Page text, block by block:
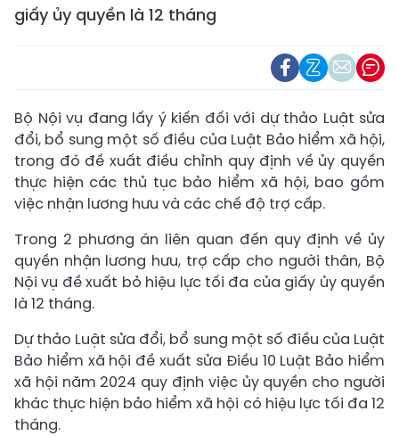
giấy ủy quyền là 12 tháng
Bộ Nội vụ đang lấy ý kiến đối với dự thảo Luật sửa
đổi, bổ sung một số điều của Luật Bảo hiểm xã hội,
trong đó đề xuất điều chỉnh quy định về ủy quyền
thực hiện các thủ tục bảo hiểm xã hội, bao gồm
việc nhận lương hưu và các chế độ trợ cấp.
Trong 2 phương án liên quan đến quy định về ủy
quyền nhận lương hưu, trợ cấp cho người thân, Bộ
Nội vụ đề xuất bỏ hiệu lực tối đa của giấy ủy quyền
là 12 tháng.
Dự thảo Luật sửa đổi, bổ sung một số điều của Luật
Bảo hiểm xã hội đề xuất sửa Điều 10 Luật Bảo hiểm
xã hội năm 2024 quy định việc ủy quyền cho người
khác thực hiện bảo hiểm xã hội có hiệu lực tối đa 12
tháng.